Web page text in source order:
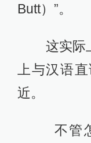
Butt）”。
这实际上
上与汉语
近。
不管怎